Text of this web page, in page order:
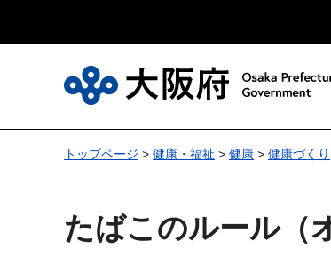
トップページ > 健康・福祉 > 健康 > 健康づくり
たばこのルール（